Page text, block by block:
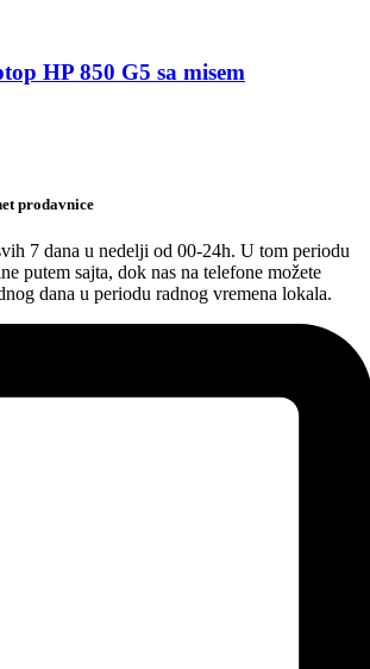
HP 850 G5 sa misem
prodavnice
7 dana u nedelji od 00-24h. U tom periodu
putem sajta, dok nas na telefone možete
dana u periodu radnog vremena lokala.